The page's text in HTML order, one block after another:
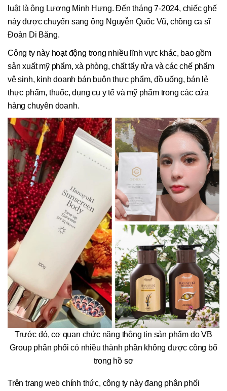
luật là ông Lương Minh Hưng. Đến tháng 7-2024, chiếc ghế
này được chuyển sang ông Nguyễn Quốc Vũ, chồng ca sĩ
Đoàn Di Băng.
Công ty này hoạt động trong nhiều lĩnh vực khác, bao gồm
sản xuất mỹ phẩm, xà phòng, chất tẩy rửa và các chế phẩm
vệ sinh, kinh doanh bán buôn thực phẩm, đồ uống, bán lẻ
thực phẩm, thuốc, dụng cụ y tế và mỹ phẩm trong các cửa
hàng chuyên doanh.
Trước đó, cơ quan chức năng thông tin sản phẩm do VB
Group phân phối có nhiều thành phần không được công bố
trong hồ sơ
Trên trang web chính thức, công ty này đang phân phối